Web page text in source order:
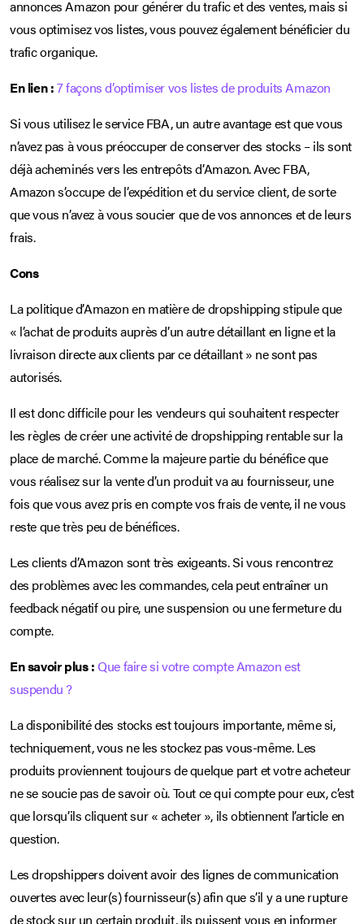
annonces Amazon pour générer du trafic et des ventes, mais si
vous optimisez vos listes, vous pouvez également bénéficier du
trafic organique.
En lien :7 façons d’optimiser vos listes de produits Amazon
Si vous utilisez le service FBA, un autre avantage est que vous
n’avez pas à vous préoccuper de conserver des stocks – ils sont
déjà acheminés vers les entrepôts d’Amazon. Avec FBA,
Amazon s’occupe de l’expédition et du service client, de sorte
que vous n’avez à vous soucier que de vos annonces et de leurs
frais.
Cons
La politique d’Amazon en matière de dropshipping stipule que
« l’achat de produits auprès d’un autre détaillant en ligne et la
livraison directe aux clients par ce détaillant » ne sont pas
autorisés.
Il est donc difficile pour les vendeurs qui souhaitent respecter
les règles de créer une activité de dropshipping rentable sur la
place de marché. Comme la majeure partie du bénéfice que
vous réalisez sur la vente d’un produit va au fournisseur, une
fois que vous avez pris en compte vos frais de vente, il ne vous
reste que très peu de bénéfices.
Les clients d’Amazon sont très exigeants. Si vous rencontrez
des problèmes avec les commandes, cela peut entraîner un
feedback négatif ou pire, une suspension ou une fermeture du
compte.
En savoir plus :Que faire si votre compte Amazon est
suspendu ?
La disponibilité des stocks est toujours importante, même si,
techniquement, vous ne les stockez pas vous-même. Les
produits proviennent toujours de quelque part et votre acheteur
ne se soucie pas de savoir où. Tout ce qui compte pour eux, c’est
que lorsqu’ils cliquent sur « acheter », ils obtiennent l’article en
question.
Les dropshippers doivent avoir des lignes de communication
ouvertes avec leur(s) fournisseur(s) afin que s’il y a une rupture
de stock sur un certain produit, ils puissent vous en informer